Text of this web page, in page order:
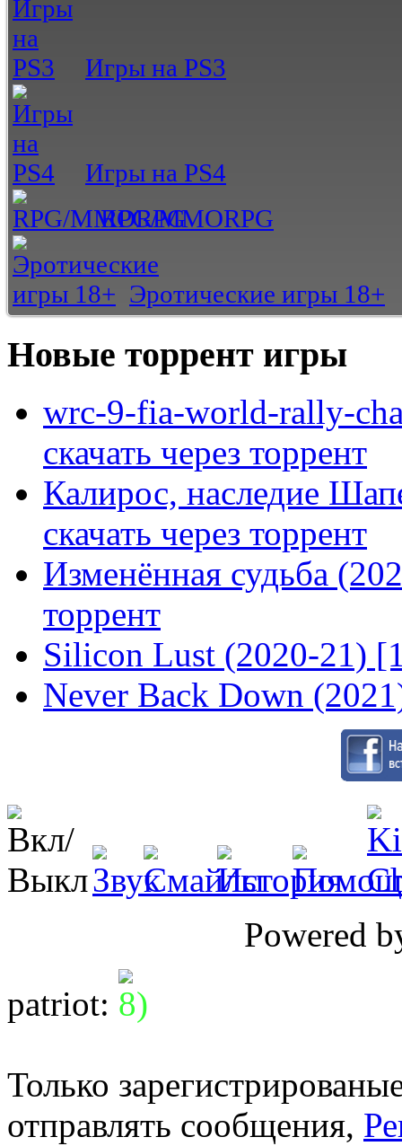
Игры на PS3
Игры на PS4
RPG/MMORPG
Эротические игры 18+
Новые торрент игры
wrc-9-fia-world-rally-
скачать через торрент
Калирос, наследие
скачать через торрент
Изменённая судьба
торрент
Silicon Lust (2020-21)
Never Back Down
Powered
patriot:
Только
отправлять сообщения,